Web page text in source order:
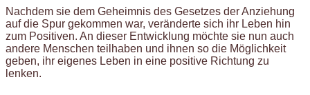
Nachdem sie dem Geheimnis des Gesetzes der Anziehung
auf die Spur gekommen war, veränderte sich ihr Leben hin
zum Positiven. An dieser Entwicklung möchte sie nun auch
andere Menschen teilhaben und ihnen so die Möglichkeit
geben, ihr eigenes Leben in eine positive Richtung zu
lenken.